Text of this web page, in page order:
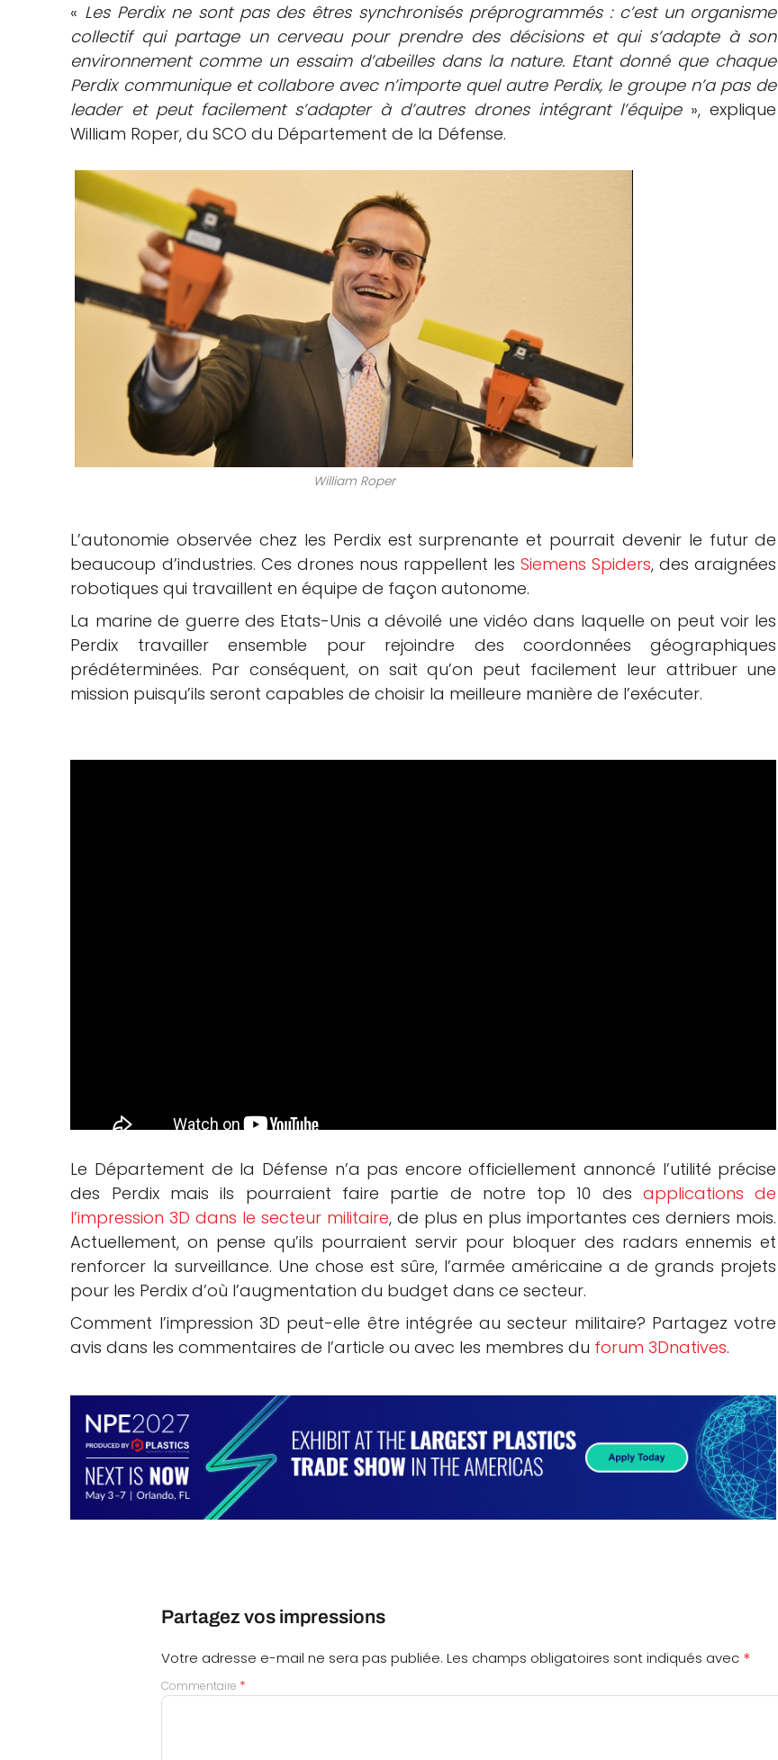
« Les Perdix ne sont pas des êtres synchronisés préprogrammés : c’est un organisme
collectif qui partage un cerveau pour prendre des décisions et qui s’adapte à son
environnement comme un essaim d’abeilles dans la nature. Etant donné que chaque
Perdix communique et collabore avec n’importe quel autre Perdix, le groupe n’a pas de
leader et peut facilement s’adapter à d’autres drones intégrant l’équipe», explique
William Roper, du SCO du Département de la Défense.
William Roper
L’autonomie observée chez les Perdix est surprenante et pourrait devenir le futur de
beaucoup d’industries. Ces drones nous rappellent lesSiemens Spiders, des araignées
robotiques qui travaillent en équipe de façon autonome.
La marine de guerre des Etats-Unis a dévoilé une vidéo dans laquelle on peut voir les
Perdix travailler ensemble pour rejoindre des coordonnées géographiques
prédéterminées. Par conséquent, on sait qu’on peut facilement leur attribuer une
mission puisqu’ils seront capables de choisir la meilleure manière de l’exécuter.
Le Département de la Défense n’a pas encore officiellement annoncé l’utilité précise
des Perdix mais ils pourraient faire partie de notre top 10 desapplications de
l’impression 3D dans le secteur militaire, de plus en plus importantes ces derniers mois.
Actuellement, on pense qu’ils pourraient servir pour bloquer des radars ennemis et
renforcer la surveillance. Une chose est sûre, l’armée américaine a de grands projets
pour les Perdix d’où l’augmentation du budget dans ce secteur.
Comment l’impression 3D peut-elle être intégrée au secteur militaire? Partagez votre
avis dans les commentaires de l’article ou avec les membres du forum 3Dnatives.
Partagez vos impressions
Votre adresse e-mail ne sera pas publiée. Les champs obligatoires sont indiqués avec *
Commentaire *